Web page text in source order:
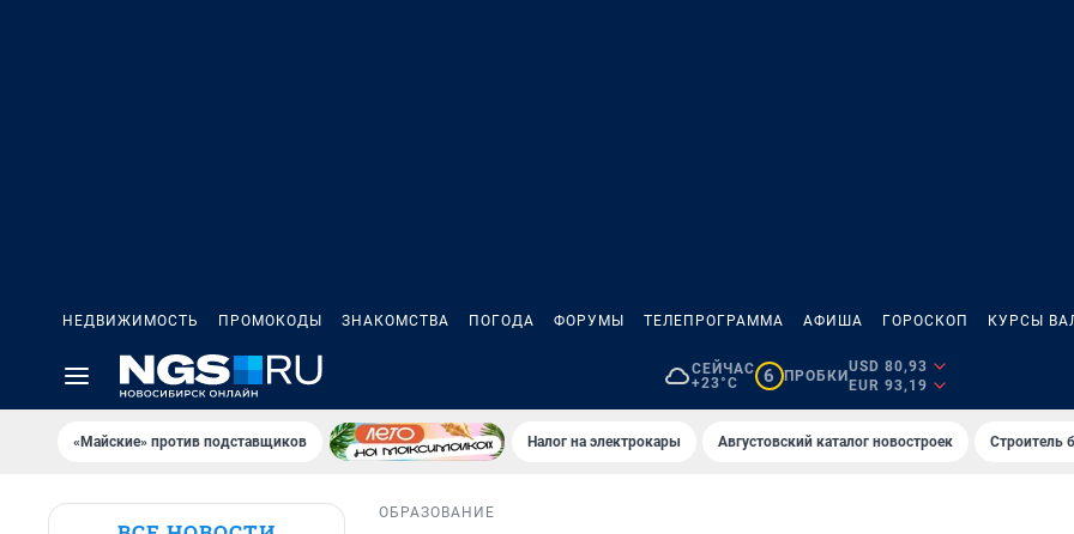
НЕДВИЖИМОСТЬ ПРОМОКОДЫ ЗНАКОМСТВА ПОГОДА ФОРУМЫ ТЕЛЕПРОГРАММА АФИША ГОРОСКОП КУРСЫ
СЕЙЧАС
+23°C
6 ПРОБКИ
USD 80,93
EUR 93,19
«Майские» против подставщиков Налог на электрокары Августовский каталог новостроек Строитель
ОБРАЗОВАНИЕ